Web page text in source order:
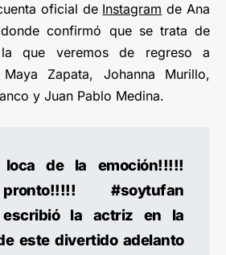
oficial de Instagram de Ana
donde confirmó que se trata de
que veremos de regreso a
Zapata, Johanna Murillo,
y Juan Pablo Medina.
loca de la emoción!!!!!
#soytufan
escribió la actriz en la
este divertido adelanto